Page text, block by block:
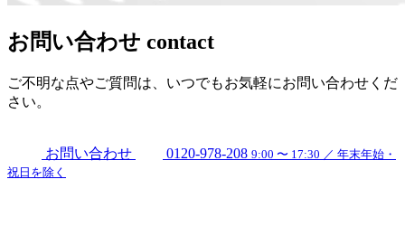
お問い合わせ contact
ご不明な点やご質問は、いつでもお気軽にお問い合わせくだ
さい。
お問い合わせ 0120-978-208 9:00 〜 17:30 ／ 年末年始・
祝日を除く